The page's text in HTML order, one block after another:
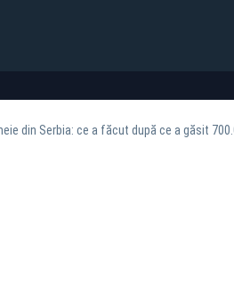
din Serbia: ce a făcut după ce a găsit